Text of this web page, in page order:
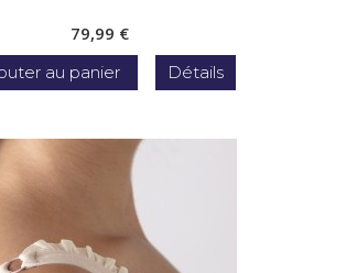
79,99 €
au panier Détails